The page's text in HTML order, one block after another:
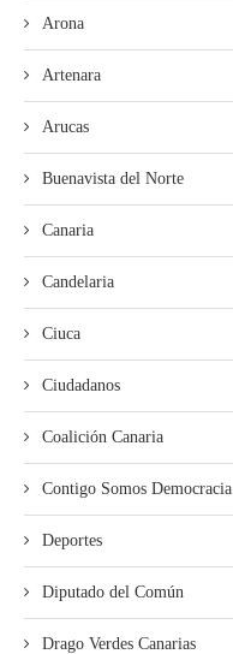
Arona
Artenara
Arucas
Buenavista del Norte
Canaria
Candelaria
Ciuca
Ciudadanos
Coalición Canaria
Contigo Somos Democracia
Deportes
Diputado del Común
Drago Verdes Canarias